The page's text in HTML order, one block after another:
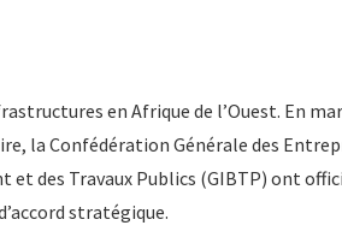
en Afrique de l’Ouest. En
la Confédération Générale des
et des Travaux Publics (GIBTP) ont
stratégique.